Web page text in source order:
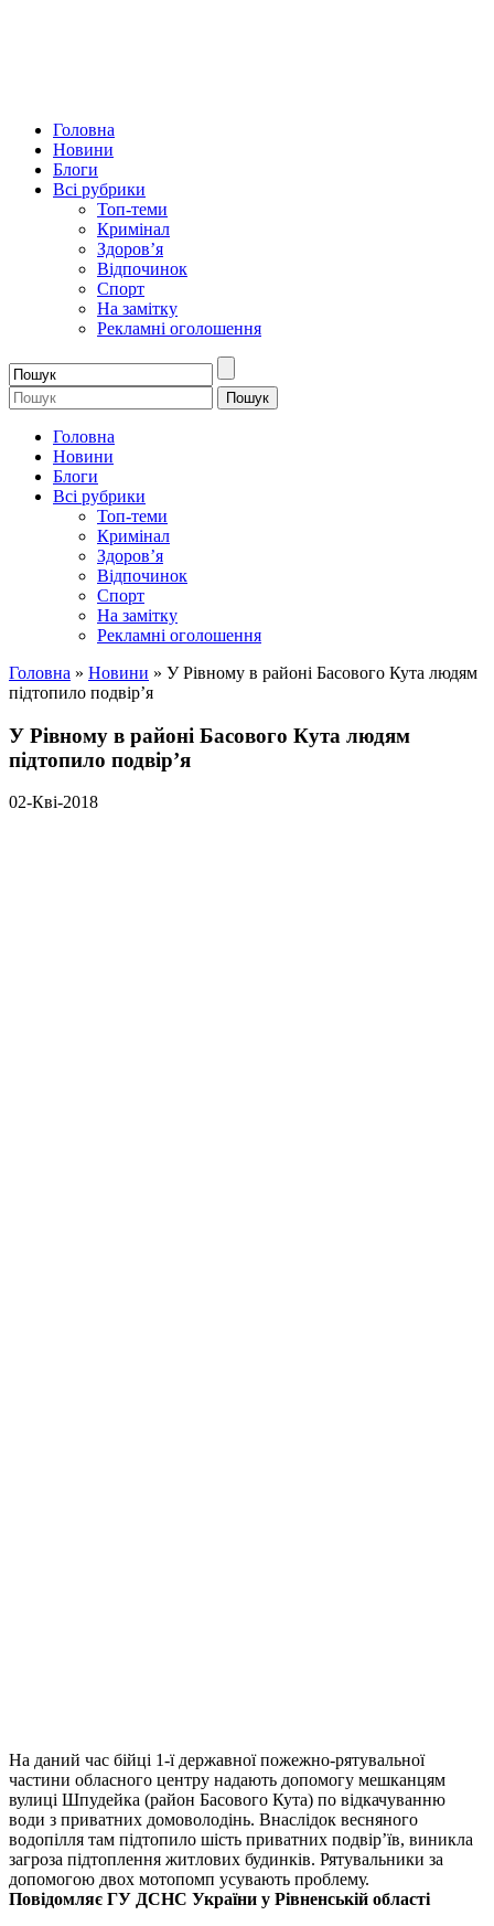
Головна
Новини
Блоги
Всі рубрики
Топ-теми
Кримінал
Здоров’я
Відпочинок
Спорт
На замітку
Рекламні оголошення
Головна
Новини
Блоги
Всі рубрики
Топ-теми
Кримінал
Здоров’я
Відпочинок
Спорт
На замітку
Рекламні оголошення
Головна » Новини » У Рівному в районі Басового Кута людям
підтопило подвір’я
У Рівному в районі Басового Кута людям
підтопило подвір’я
02-Кві-2018
На даний час бійці 1-ї державної пожежно-рятувальної
частини обласного центру надають допомогу мешканцям
вулиці Шпудейка (район Басового Кута) по відкачуванню
води з приватних домоволодінь. Внаслідок весняного
водопілля там підтопило шість приватних подвір’їв, виникла
загроза підтоплення житлових будинків. Рятувальники за
допомогою двох мотопомп усувають проблему.
Повідомляє ГУ ДСНС України у Рівненській області